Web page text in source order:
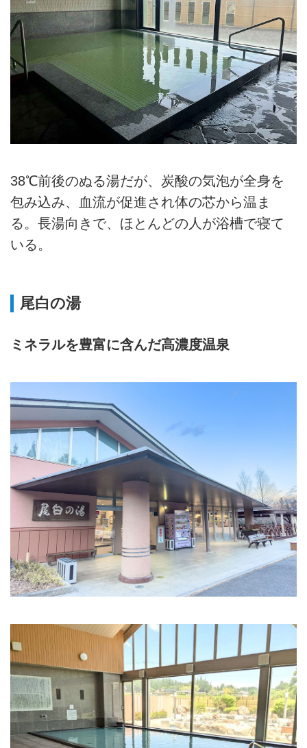
38℃前後のぬる湯だが、炭酸の気泡が全身を
包み込み、血流が促進され体の芯から温ま
る。長湯向きで、ほとんどの人が浴槽で寝て
いる。
尾白の湯
ミネラルを豊富に含んだ高濃度温泉